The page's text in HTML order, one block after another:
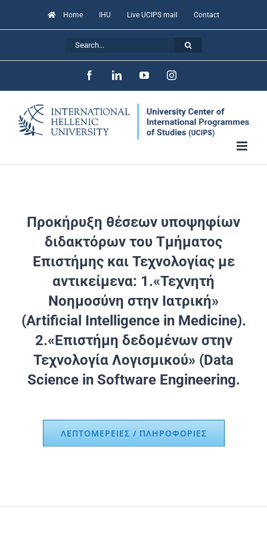
to
Home IHU Live UCIPS mail Contact
FacebookLinkedInYouTubeInstagram
Προκήρυξη θέσεων υποψηφίων
διδακτόρων του Τμήματος
Επιστήμης και Τεχνολογίας με
αντικείμενα: 1.«Τεχνητή
Νοημοσύνη στην Ιατρική»
(Artificial Intelligence in Medicine).
2.«Επιστήμη δεδομένων στην
Τεχνολογία Λογισμικού» (Data
Science in Software Engineering.
ΛΕΠΤΟΜΕΡΕΙΕΣ / ΠΛΗΡΟΦΟΡΙΕΣ